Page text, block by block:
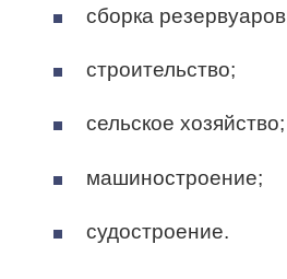
сборка
строительство;
сельское хозяйство;
машиностроение;
судостроение.